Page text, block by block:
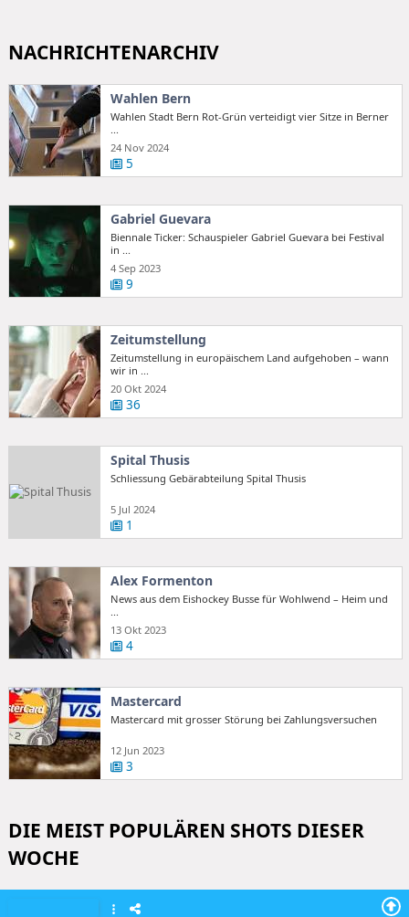
NACHRICHTENARCHIV
Wahlen Bern
Wahlen Stadt Bern Rot-Grün verteidigt vier Sitze in Berner
24 Nov 2024
5
Gabriel Guevara
Biennale Ticker: Schauspieler Gabriel Guevara bei Festival
in ...
4 Sep 2023
9
Zeitumstellung
Zeitumstellung in europäischem Land aufgehoben – wann
wir in ...
20 Okt 2024
36
Spital Thusis
Schliessung Gebärabteilung Spital Thusis
5 Jul 2024
1
Alex Formenton
News aus dem Eishockey Busse für Wohlwend – Heim und
13 Okt 2023
4
Mastercard
Mastercard mit grosser Störung bei Zahlungsversuchen
12 Jun 2023
3
DIE MEIST POPULÄREN SHOTS DIESER
WOCHE